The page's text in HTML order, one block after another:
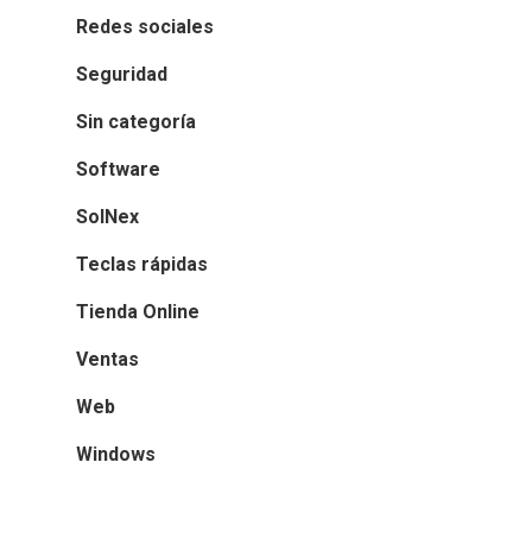
Redes sociales
Seguridad
Sin categoría
Software
SolNex
Teclas rápidas
Tienda Online
Ventas
Web
Windows